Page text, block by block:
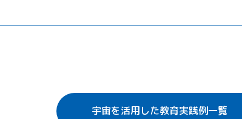
宇宙を活用した教育実践例一覧